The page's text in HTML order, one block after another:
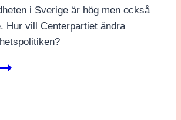
i Sverige är hög men också
Hur vill Centerpartiet ändra